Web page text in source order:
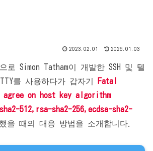
2023.02.01 2026.01.03
로 Simon Tatham이 개발한 SSH 및 텔
를 사용하다가 갑자기
Fatal
on host key algorithm
512,rsa-sha2-256,ecdsa-sha2-
을 때의 대응 방법을 소개합니다.